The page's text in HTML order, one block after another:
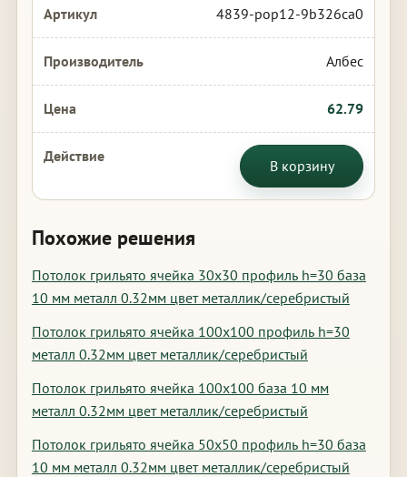
4839-pop12-9b326ca0
Албес
62.79
В корзину
Похожие решения
Потолок грильято ячейка 30х30 профиль h=30 база
10 мм металл 0.32мм цвет металлик/серебристый
Потолок грильято ячейка 100х100 профиль h=30
металл 0.32мм цвет металлик/серебристый
Потолок грильято ячейка 100х100 база 10 мм
металл 0.32мм цвет металлик/серебристый
Потолок грильято ячейка 50х50 профиль h=30 база
10 мм металл 0.32мм цвет металлик/серебристый